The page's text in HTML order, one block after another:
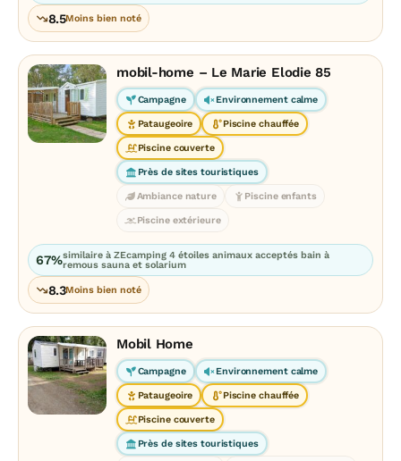
8.5Moins bien noté
mobil-home – Le Marie Elodie 85
Campagne Environnement calme
Pataugeoire Piscine chauffée
Piscine couverte
Près de sites touristiques
Ambiance nature Piscine enfants
Piscine extérieure
67%similaire à ZEcamping 4 étoiles animaux acceptés bain à
remous sauna et solarium
8.3Moins bien noté
Mobil Home
Campagne Environnement calme
Pataugeoire Piscine chauffée
Piscine couverte
Près de sites touristiques